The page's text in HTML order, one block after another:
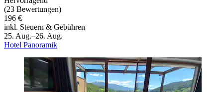
(23 Bewertungen)
196 €
inkl. Steuern & Gebühren
25. Aug.–26. Aug.
Hotel Panoramik